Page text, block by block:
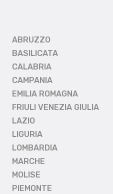
ABRUZZO
BASILICATA
CALABRIA
CAMPANIA
EMILIA ROMAGNA
FRIULI VENEZIA GIULIA
LAZIO
LIGURIA
LOMBARDIA
MARCHE
MOLISE
PIEMONTE